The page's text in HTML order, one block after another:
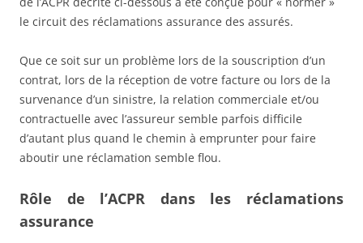
le circuit des réclamations assurance des assurés.
Que ce soit sur un problème lors de la souscription d’un
contrat, lors de la réception de votre facture ou lors de la
survenance d’un sinistre, la relation commerciale et/ou
contractuelle avec l’assureur semble parfois difficile
d’autant plus quand le chemin à emprunter pour faire
aboutir une réclamation semble flou.
Rôle de l’ACPR dans les réclamations
assurance